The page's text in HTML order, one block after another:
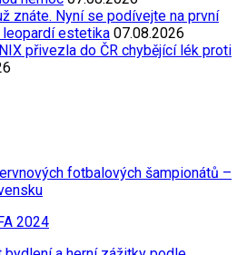
znáte. Nyní se podívejte na první
estetika 07.08.2026
přivezla do ČR chybějící lék proti
fotbalových šampionátů –